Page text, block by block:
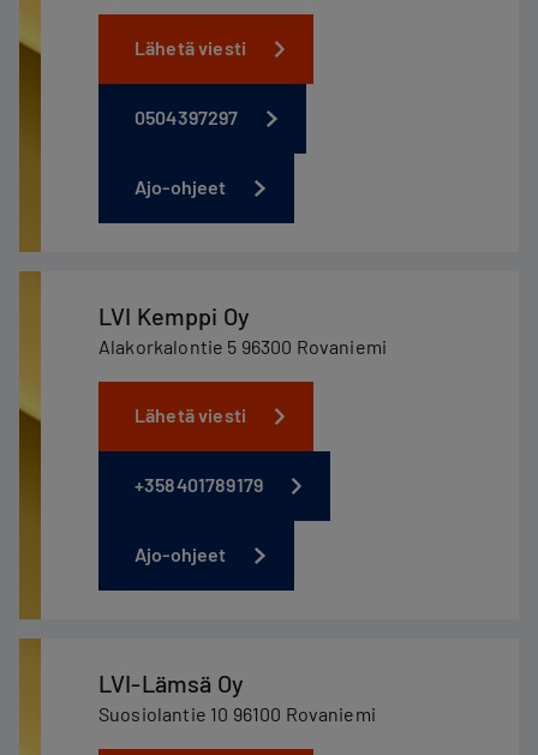
Lähetä viesti
0504397297
Ajo-ohjeet
LVI Kemppi Oy
Alakorkalontie 5 96300 Rovaniemi
Lähetä viesti
+358401789179
Ajo-ohjeet
LVI-Lämsä Oy
Suosiolantie 10 96100 Rovaniemi